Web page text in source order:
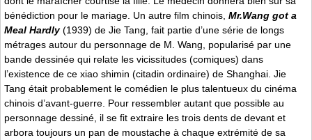
bénédiction pour le mariage. Un autre film chinois, Mr.Wang got a
Meal Hardly (1939) de Jie Tang, fait partie d’une série de longs
métrages autour du personnage de M. Wang, popularisé par une
bande dessinée qui relate les vicissitudes (comiques) dans
l’existence de ce xiao shimin (citadin ordinaire) de Shanghai. Jie
Tang était probablement le comédien le plus talentueux du cinéma
chinois d’avant-guerre. Pour ressembler autant que possible au
personnage dessiné, il se fit extraire les trois dents de devant et
arbora toujours un pan de moustache à chaque extrémité de sa